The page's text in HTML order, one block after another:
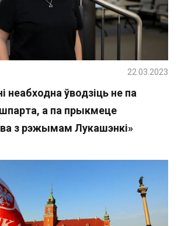
неабходна ўводзіць не па
а па прыкмеце
з рэжымам Лукашэнкі»
22.03.2023